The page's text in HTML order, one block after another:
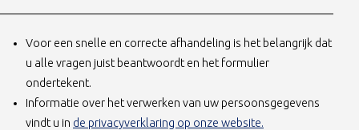
Voor een snelle en correcte afhandeling is het belangrijk dat
u alle vragen juist beantwoordt en het formulier
ondertekent.
Informatie over het verwerken van uw persoonsgegevens
vindt u in de privacyverklaring op onze website.